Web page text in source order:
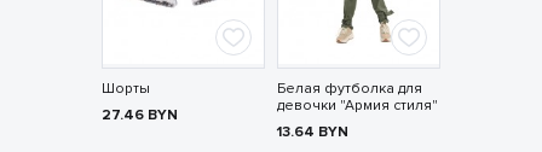
Шорты
27.46 BYN
Белая футболка для
девочки "Армия стиля"
13.64 BYN